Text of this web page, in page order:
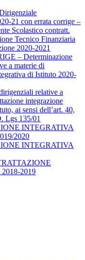
21 con errata corrige –
Scolastico contratt.
Tecnico Finanziaria
2020-2021
– Determinazione
a materie di
di Istituto 2020-
relative a
integrazione
ai sensi dell’art. 40,
Lgs 135/01
INTEGRATIVA
2020
INTEGRATIVA
2019